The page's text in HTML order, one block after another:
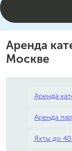
Аренда
Москве
Аренда
Аренда
Яхты до